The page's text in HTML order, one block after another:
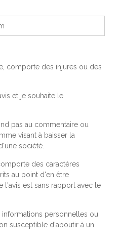
comporte des injures ou des
et je souhaite le
pas au commentaire ou
visant à baisser la
société.
des caractères
au point d'en être
l'avis est sans rapport avec le
informations personnelles ou
susceptible d'aboutir à un